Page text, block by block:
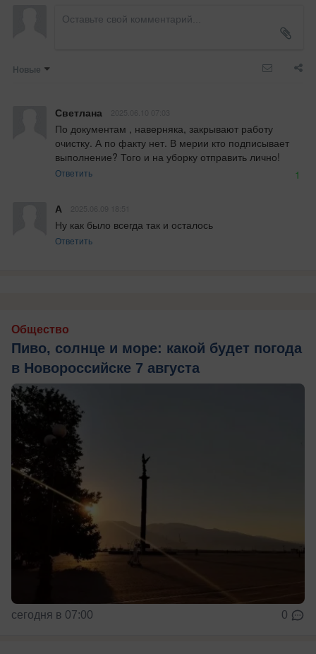
Новые
Светлана
По документам , наверняка, закрывают работу
очистку. А по факту нет. В мерии кто подписывает
выполнение? Того и на уборку отправить лично!
Ответить 1
А
Ну как было всегда так и осталось
Ответить
Общество
Пиво, солнце и море: какой будет погода
в Новороссийске 7 августа
сегодня в 07:00 0